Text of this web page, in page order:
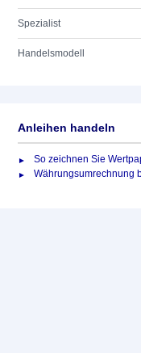
Spezialist
Handelsmodell
Anleihen handeln
So zeichnen Sie
Währungsumrechnung